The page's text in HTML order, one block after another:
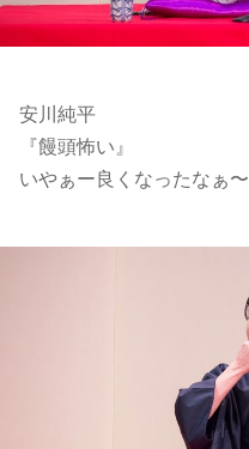
安川純平
『饅頭怖い』
いやぁー良くなったなぁ〜